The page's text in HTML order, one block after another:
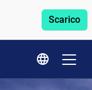
Scarico